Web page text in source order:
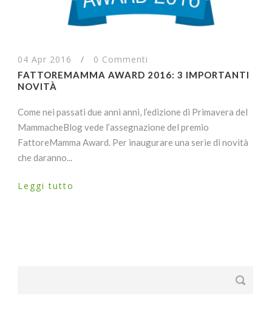
04 Apr 2016 / 0 Commenti
FATTOREMAMMA AWARD 2016: 3 IMPORTANTI
NOVITÀ
Come nei passati due anni anni, l’edizione di Primavera del
MammacheBlog vede l’assegnazione del premio
FattoreMamma Award. Per inaugurare una serie di novità
che daranno...
Leggi tutto